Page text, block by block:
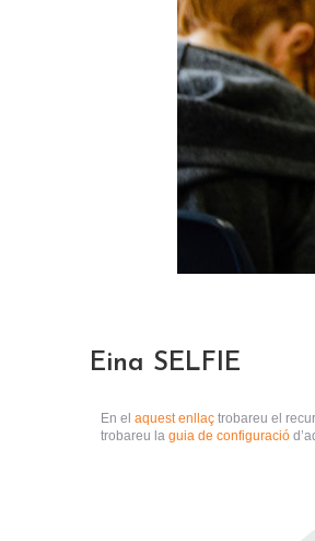
Eina SELFIE
En el aquest enllaç trobareu el
trobareu la guia de configuració